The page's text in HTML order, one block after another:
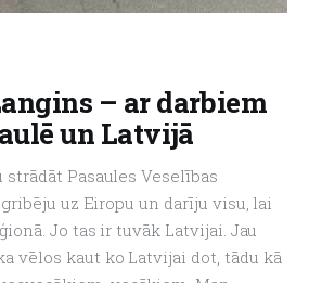
– ar darbiem
un Latvijā
strādāt Pasaules Veselības
uz Eiropu un darīju visu, lai
Jo tas ir tuvāk Latvijai. Jau
vēlos kaut ko Latvijai dot, tādu kā